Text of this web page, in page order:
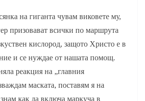
на гиганта чувам виковете му,
призовават всички по маршрута
кислород, защото Христо е в
и се нуждае от нашата помощ.
реакция на „главния
маската, поставям я на
как да включа маркуча в